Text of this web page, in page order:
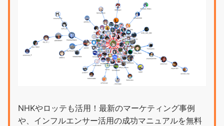
NHKやロッテも活用！最新のマーケティング事例
や、インフルエンサー活用の成功マニュアルを無料